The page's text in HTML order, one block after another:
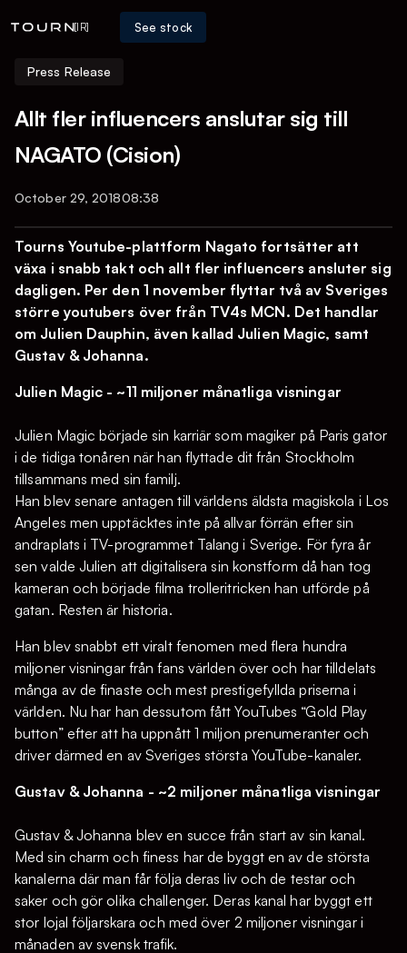
[IR] See stock
Press Release
Allt fler influencers anslutar sig till
NAGATO (Cision)
October 29, 201808:38
Tourns Youtube-plattform Nagato fortsätter att
växa i snabb takt och allt fler influencers ansluter sig
dagligen. Per den 1 november flyttar två av Sveriges
större youtubers över från TV4s MCN. Det handlar
om Julien Dauphin, även kallad Julien Magic, samt
Gustav & Johanna.
Julien Magic - ~11 miljoner månatliga visningar
Julien Magic började sin karriär som magiker på Paris gator
i de tidiga tonåren när han flyttade dit från Stockholm
tillsammans med sin familj.
Han blev senare antagen till världens äldsta magiskola i Los
Angeles men upptäcktes inte på allvar förrän efter sin
andraplats i TV-programmet Talang i Sverige. För fyra år
sen valde Julien att digitalisera sin konstform då han tog
kameran och började filma trolleritricken han utförde på
gatan. Resten är historia.
Han blev snabbt ett viralt fenomen med flera hundra
miljoner visningar från fans världen över och har tilldelats
många av de finaste och mest prestigefyllda priserna i
världen. Nu har han dessutom fått YouTubes “Gold Play
button” efter att ha uppnått 1 miljon prenumeranter och
driver därmed en av Sveriges största YouTube-kanaler.
Gustav & Johanna - ~2 miljoner månatliga visningar
Gustav & Johanna blev en succe från start av sin kanal.
Med sin charm och finess har de byggt en av de största
kanalerna där man får följa deras liv och de testar och
saker och gör olika challenger. Deras kanal har byggt ett
stor lojal följarskara och med över 2 miljoner visningar i
månaden av svensk trafik.